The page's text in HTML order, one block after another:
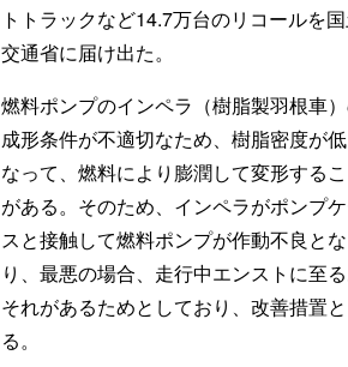
トトラックなど14.7万台のリコールを
交通省に届け出た。
燃料ポンプのインペラ（樹脂製羽根車
成形条件が不適切なため、樹脂密度が低
なって、燃料により膨潤して変形する
がある。そのため、インペラがポンプ
スと接触して燃料ポンプが作動不良とな
り、最悪の場合、走行中エンストに至
それがあるためとしており、改善措置
る。